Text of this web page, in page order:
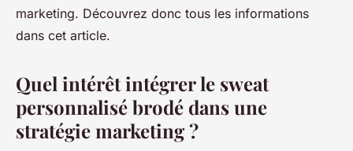
marketing. Découvrez donc tous les informations
dans cet article.
Quel intérêt intégrer le sweat
personnalisé brodé dans une
stratégie marketing ?